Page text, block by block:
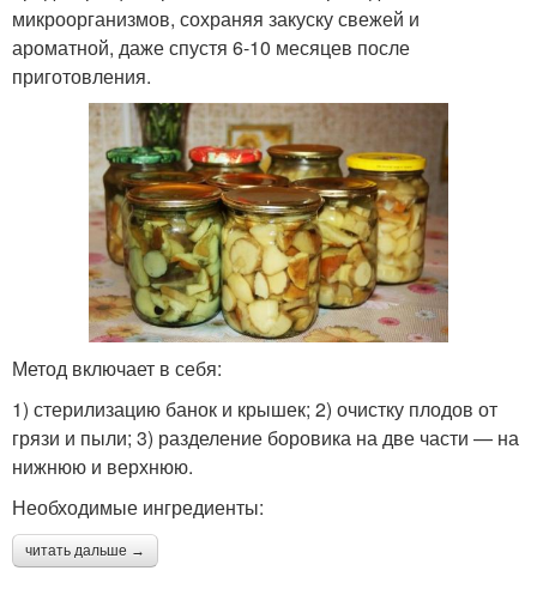
микроорганизмов, сохраняя закуску свежей и
ароматной, даже спустя 6-10 месяцев после
приготовления.
Метод включает в себя:
1) стерилизацию банок и крышек; 2) очистку плодов от
грязи и пыли; 3) разделение боровика на две части — на
нижнюю и верхнюю.
Необходимые ингредиенты:
читать дальше →